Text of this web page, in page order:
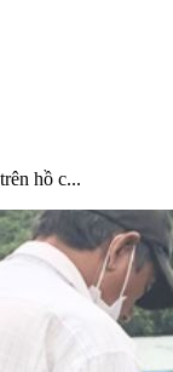
hồ c...